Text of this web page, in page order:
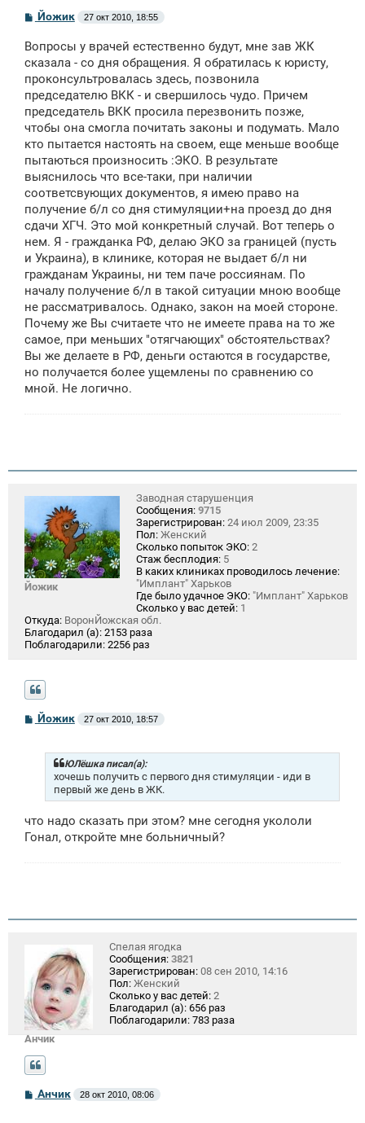
С
б
щ
н
и
Йожик 27 окт 2010, 18:55
Вопросы у врачей естественно будут, мне зав ЖК
сказала - со дня обращения. Я обратилась к юристу,
проконсультровалась здесь, позвонила
председателю ВКК - и свершилось чудо. Причем
председатель ВКК просила перезвонить позже,
чтобы она смогла почитать законы и подумать. Мало
кто пытается настоять на своем, еще меньше вообще
пытаються произносить :ЭКО. В результате
выяснилось что все-таки, при наличии
соответсвующих документов, я имею право на
получение б/л со дня стимуляции+на проезд до дня
сдачи ХГЧ. Это мой конкретный случай. Вот теперь о
нем. Я - гражданка РФ, делаю ЭКО за границей (пусть
и Украина), в клинике, которая не выдает б/л ни
гражданам Украины, ни тем паче россиянам. По
началу получение б/л в такой ситуации мною вообще
не рассматривалось. Однако, закон на моей стороне.
Почему же Вы считаете что не имеете права на то же
самое, при меньших "отягчающих" обстоятельствах?
Вы же делаете в РФ, деньги остаются в государстве,
но получается более ущемлены по сравнению со
мной. Не логично.
Йожик
Заводная старушенция
Сообщения: 9715
Зарегистрирован: 24 июл 2009, 23:35
Пол: Женский
Сколько попыток ЭКО: 2
Стаж бесплодия: 5
В каких клиниках проводилось лечение:
"Имплант" Харьков
Где было удачное ЭКО: "Имплант" Харьков
Сколько у вас детей: 1
Откуда: ВоронЙожская обл.
Благодарил (а): 2153 раза
Поблагодарили: 2256 раз
СЙожик 27 окт 2010, 18:57
ЮЛёшка писал(а):
хочешь получить с первого дня стимуляции - иди в
первый же день в ЖК.
что надо сказать при этом? мне сегодня укололи
Гонал, откройте мне больничный?
Анчик
Спелая ягодка
Сообщения: 3821
Зарегистрирован: 08 сен 2010, 14:16
Пол: Женский
Сколько у вас детей: 2
Благодарил (а): 656 раз
Поблагодарили: 783 раза
С
Анчик 28 окт 2010, 08:06